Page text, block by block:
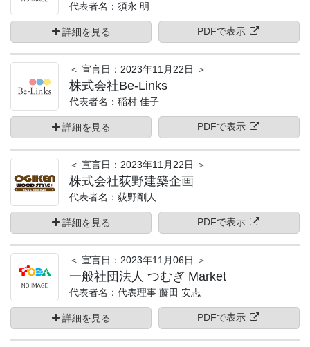
代表者名：須永 明
詳細を見る PDFで表示
＜ 宣言日：2023年11月22日 ＞
株式会社Be-Links
代表者名：稲村 佳子
詳細を見る PDFで表示
＜ 宣言日：2023年11月22日 ＞
株式会社荻野建築企画
代表者名：荻野剛人
詳細を見る PDFで表示
＜ 宣言日：2023年11月06日 ＞
一般社団法人 つむぎ Market
代表者名：代表理事 藤田 安志
詳細を見る PDFで表示